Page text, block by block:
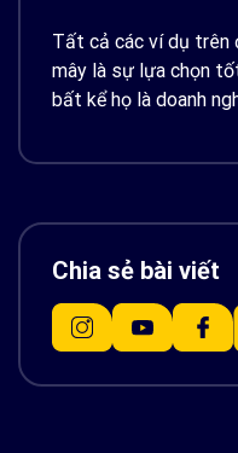
Tất cả các ví dụ trên
mây là sự lựa chọn
bất kể họ là doanh
Chia sẻ bài viết